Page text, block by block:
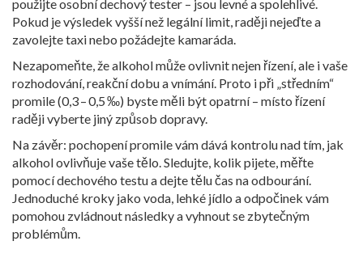
použijte osobní dechový tester – jsou levné a spolehlivé.
Pokud je výsledek vyšší než legální limit, raději nejeďte a
zavolejte taxi nebo požádejte kamaráda.
Nezapomeňte, že alkohol může ovlivnit nejen řízení, ale i vaše
rozhodování, reakční dobu a vnímání. Proto i při „středním“
promile (0,3 – 0,5 ‰) byste měli být opatrní – místo řízení
raději vyberte jiný způsob dopravy.
Na závěr: pochopení promile vám dává kontrolu nad tím, jak
alkohol ovlivňuje vaše tělo. Sledujte, kolik pijete, měřte
pomocí dechového testu a dejte tělu čas na odbourání.
Jednoduché kroky jako voda, lehké jídlo a odpočinek vám
pomohou zvládnout následky a vyhnout se zbytečným
problémům.